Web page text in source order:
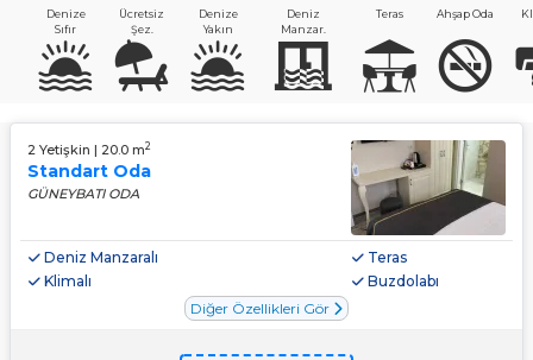
Denize
Sıfır
Ücretsiz
Şez.
Denize
Yakın
Deniz
Manzar.
Teras Ahşap Oda
2 Yetişkin | 20.0 m2
Standart Oda
GÜNEYBATI ODA
Deniz Manzaralı
Teras
Klimalı
Buzdolabı
Diğer Özellikleri Gör